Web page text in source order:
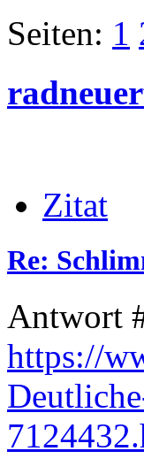
Seiten: 1
Zitat
Re:
Antwort
https://